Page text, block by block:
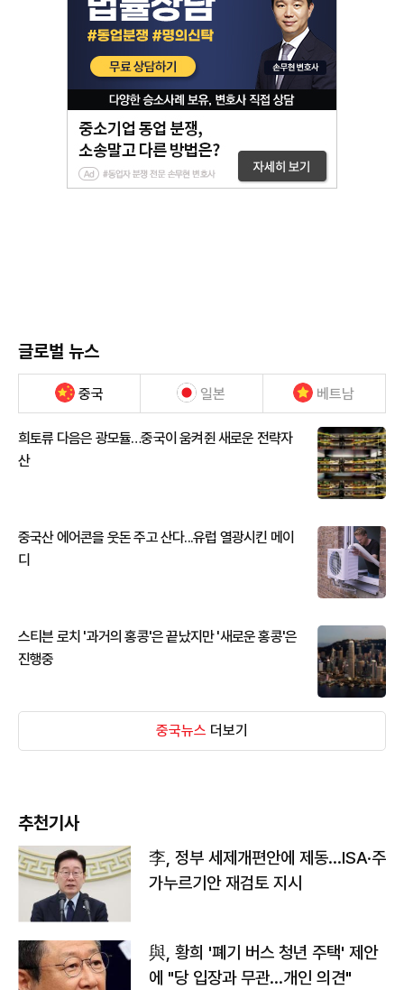
글로벌 뉴스
중국 일본 베트남
희토류 다음은 광모듈…중국이 움켜쥔 새로운 전략자
산
중국산 에어콘을 웃돈 주고 산다...유럽 열광시킨 메이
디
스티븐 로치 '과거의 홍콩'은 끝났지만 '새로운 홍콩'은
진행중
중국뉴스 더보기
추천기사
李, 정부 세제개편안에 제동…ISA·주
가누르기안 재검토 지시
與, 황희 '폐기 버스 청년 주택' 제안
에 "당 입장과 무관…개인 의견"